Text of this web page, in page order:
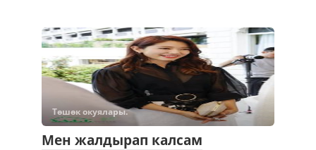
Төшөк окуялары.
Мен жалдырап калсам